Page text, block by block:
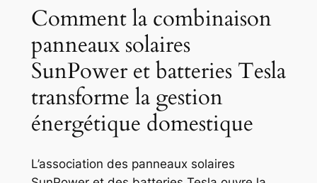
Comment la combinaison
panneaux solaires
SunPower et batteries Tesla
transforme la gestion
énergétique domestique
L’association des panneaux solaires